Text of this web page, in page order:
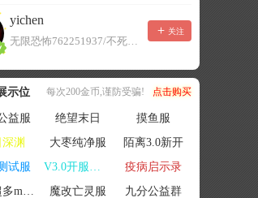
yichen
无限恐怖762251937/不死者末日1080207504
关注
示位 每次200金币,谨防受骗! 点击购买
益服 绝望末日
摸鱼服
深渊
大枣纯净服
陌离3.0新开
试服
V3.0开服联机
疫病启示录
九分超多mod群
魔改亡灵服 九分公益群